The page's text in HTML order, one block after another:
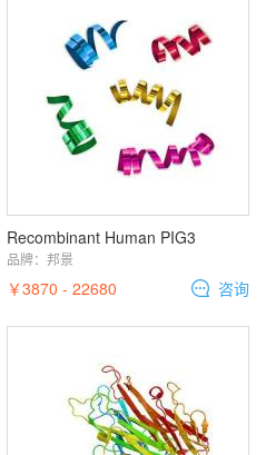
Recombinant Human PIG3
品牌： 邦景
￥3870 - 22680 咨询